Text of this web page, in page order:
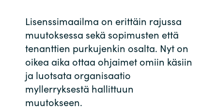
Middle East
Netherlands
Norway
Lisenssimaailma on erittäin rajussa
muutoksessa sekä sopimusten että
tenanttien purkujenkin osalta. Nyt on
oikea aika ottaa ohjaimet omiin käsiin
ja luotsata organisaatio
myllerryksestä hallittuun
muutokseen.